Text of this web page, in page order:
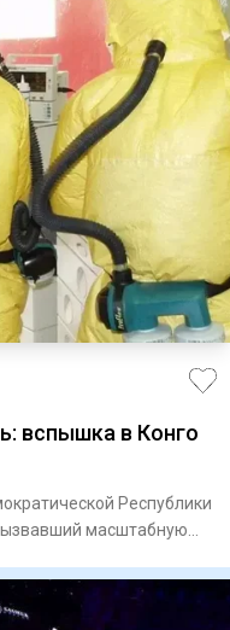
вспышка в Конго
Республики
масштабную